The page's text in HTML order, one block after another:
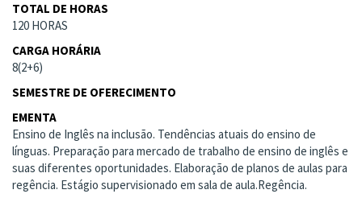
TOTAL DE HORAS
120 HORAS
CARGA HORÁRIA
8(2+6)
SEMESTRE DE OFERECIMENTO
EMENTA
Ensino de Inglês na inclusão. Tendências atuais do ensino de
línguas. Preparação para mercado de trabalho de ensino de inglês e
suas diferentes oportunidades. Elaboração de planos de aulas para
regência. Estágio supervisionado em sala de aula.Regência.